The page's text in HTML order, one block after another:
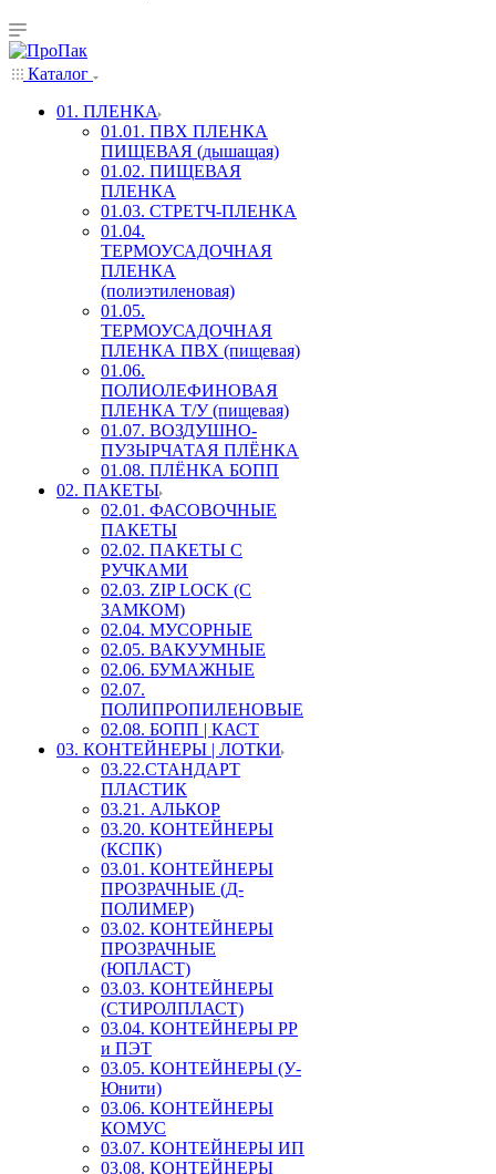
Каталог
01. ПЛЕНКА
01.01. ПВХ ПЛЕНКА
ПИЩЕВАЯ (дышащая)
01.02. ПИЩЕВАЯ
ПЛЕНКА
01.03. СТРЕТЧ-ПЛЕНКА
01.04.
ТЕРМОУСАДОЧНАЯ
ПЛЕНКА
(полиэтиленовая)
01.05.
ТЕРМОУСАДОЧНАЯ
ПЛЕНКА ПВХ (пищевая)
01.06.
ПОЛИОЛЕФИНОВАЯ
ПЛЕНКА Т/У (пищевая)
01.07. ВОЗДУШНО-
ПУЗЫРЧАТАЯ ПЛЁНКА
01.08. ПЛЁНКА БОПП
02. ПАКЕТЫ
02.01. ФАСОВОЧНЫЕ
ПАКЕТЫ
02.02. ПАКЕТЫ С
РУЧКАМИ
02.03. ZIP LOСK (С
ЗАМКОМ)
02.04. МУСОРНЫЕ
02.05. ВАКУУМНЫЕ
02.06. БУМАЖНЫЕ
02.07.
ПОЛИПРОПИЛЕНОВЫЕ
02.08. БОПП | КАСТ
03. КОНТЕЙНЕРЫ | ЛОТКИ
03.22.СТАНДАРТ
ПЛАСТИК
03.21. АЛЬКОР
03.20. КОНТЕЙНЕРЫ
(КСПК)
03.01. КОНТЕЙНЕРЫ
ПРОЗРАЧНЫЕ (Д-
ПОЛИМЕР)
03.02. КОНТЕЙНЕРЫ
ПРОЗРАЧНЫЕ
(ЮПЛАСТ)
03.03. КОНТЕЙНЕРЫ
(СТИРОЛПЛАСТ)
03.04. КОНТЕЙНЕРЫ РР
и ПЭТ
03.05. КОНТЕЙНЕРЫ (У-
Юнити)
03.06. КОНТЕЙНЕРЫ
КОМУС
03.07. КОНТЕЙНЕРЫ ИП
03.08. КОНТЕЙНЕРЫ